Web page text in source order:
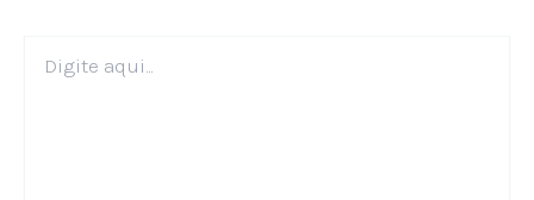
aqui...